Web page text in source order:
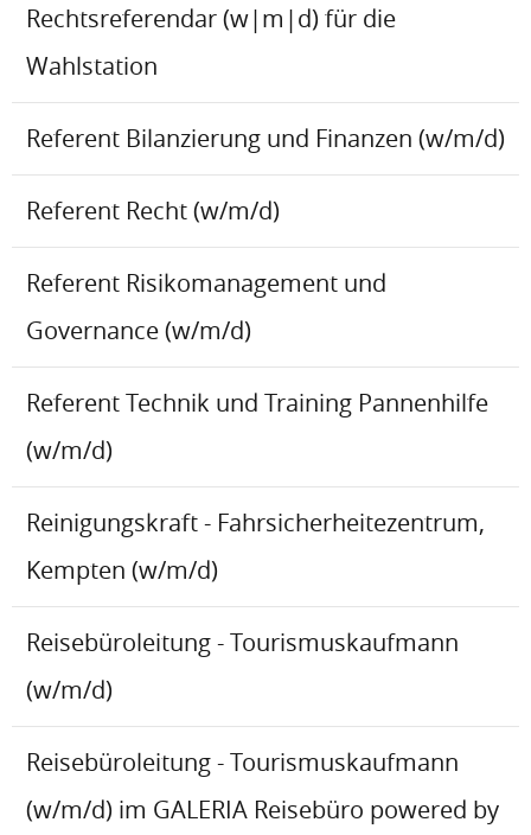
Rechtsreferendar (w|m|d) für die
Wahlstation
Referent Bilanzierung und Finanzen (w/m/d)
Referent Recht (w/m/d)
Referent Risikomanagement und
Governance (w/m/d)
Referent Technik und Training Pannenhilfe
(w/m/d)
Reinigungskraft - Fahrsicherheitezentrum,
Kempten (w/m/d)
Reisebüroleitung - Tourismuskaufmann
(w/m/d)
Reisebüroleitung - Tourismuskaufmann
(w/m/d) im GALERIA Reisebüro powered by